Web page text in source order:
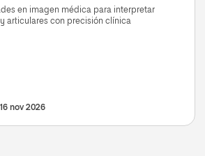
en imagen médica para interpretar
articulares con precisión clínica
16 nov 2026